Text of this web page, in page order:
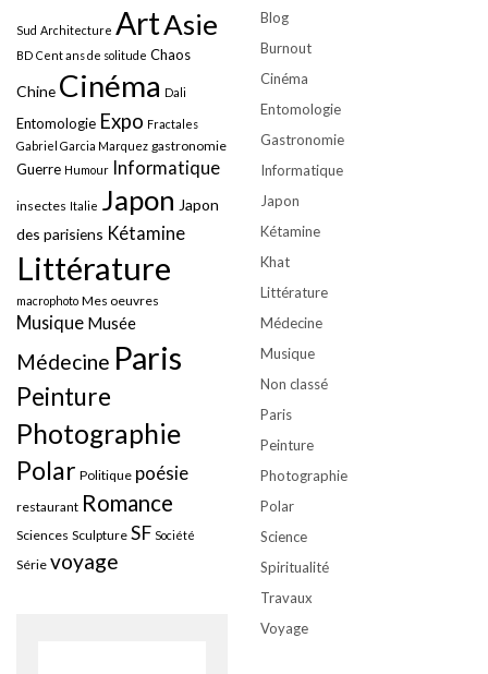
Sud Architecture ArtAsie
BD Cent ans de solitude Chaos
Chine Cinéma Dali
Entomologie Expo Fractales
Gabriel Garcia Marquez gastronomie
Guerre Humour Informatique
insectes Italie Japon Japon
des parisiens Kétamine
Littérature
macrophoto Mes oeuvres
Musique Musée
Médecine Paris
Peinture
Photographie
Polar Politique poésie
restaurant Romance
Sciences Sculpture SF Société
Série voyage
Blog
Burnout
Cinéma
Entomologie
Gastronomie
Informatique
Japon
Kétamine
Khat
Littérature
Médecine
Musique
Non classé
Paris
Peinture
Photographie
Polar
Science
Spiritualité
Travaux
Voyage